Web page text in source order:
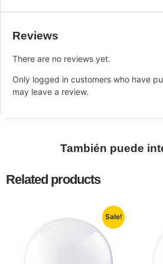
Reviews
There are no reviews yet.
Only logged in customers who have
may leave a review.
También puede
Related products
Sale!